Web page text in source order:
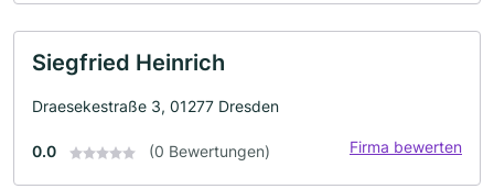
Siegfried Heinrich
Draesekestraße 3, 01277 Dresden
0.0 (0 Bewertungen) Firma bewerten